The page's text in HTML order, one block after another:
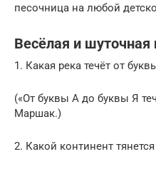
песочница на любой
Весёлая и шуточная
1. Какая река течёт от
(«От буквы А до буквы Я
Маршак.)
2. Какой континент